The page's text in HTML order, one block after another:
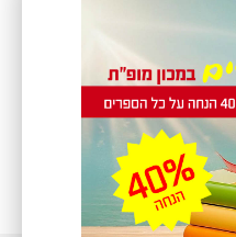
המורה למתמטיקה: מאפייני הכשרה,
ידע, הוראה ואישיות של מורים
למתמטיקה בבית הספר היסודי
₪25
בחר אפשרויות